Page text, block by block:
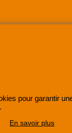
pour garantir
En savoir plus